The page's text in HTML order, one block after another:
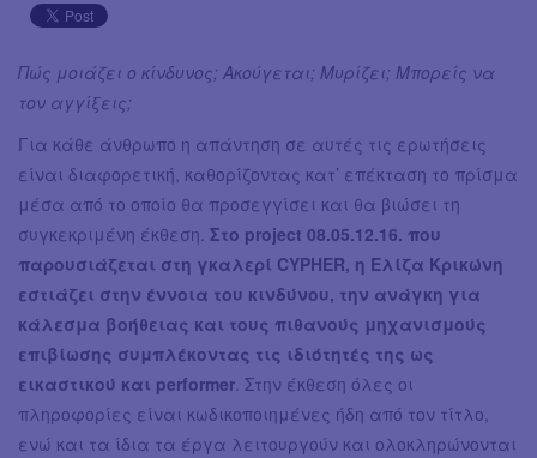
Πώς μοιάζει ο κίνδυνος; Ακούγεται; Μυρίζει; Μπορείς να
τον αγγίξεις;
Για κάθε άνθρωπο η απάντηση σε αυτές τις ερωτήσεις
είναι διαφορετική, καθορίζοντας κατ’ επέκταση το πρίσμα
μέσα από το οποίο θα προσεγγίσει και θα βιώσει τη
συγκεκριμένη έκθεση. Στο project 08.05.12.16. που
παρουσιάζεται στη γκαλερί CYPHER, η Ελίζα Κρικώνη
εστιάζει στην έννοια του κινδύνου, την ανάγκη για
κάλεσμα βοήθειας και τους πιθανούς μηχανισμούς
επιβίωσης συμπλέκοντας τις ιδιότητές της ως
εικαστικού και performer. Στην έκθεση όλες οι
πληροφορίες είναι κωδικοποιημένες ήδη από τον τίτλο,
ενώ και τα ίδια τα έργα λειτουργούν και ολοκληρώνονται